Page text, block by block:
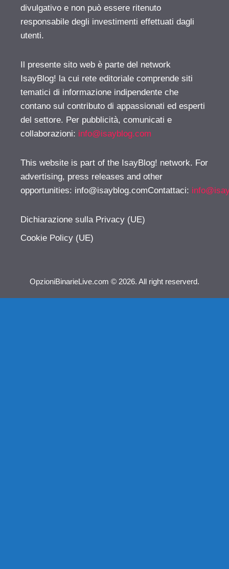
divulgativo e non può essere ritenuto
responsabile degli investimenti effettuati dagli
utenti.
Il presente sito web è parte del network
IsayBlog! la cui rete editoriale comprende siti
tematici di informazione indipendente che
contano sul contributo di appassionati ed esperti
del settore. Per pubblicità, comunicati e
collaborazioni: info@isayblog.com
This website is part of the IsayBlog! network. For
advertising, press releases and other
opportunities: info@isayblog.comContattaci:
Dichiarazione sulla Privacy (UE)
Cookie Policy (UE)
OpzioniBinarieLive.com © 2026. All right reserverd.